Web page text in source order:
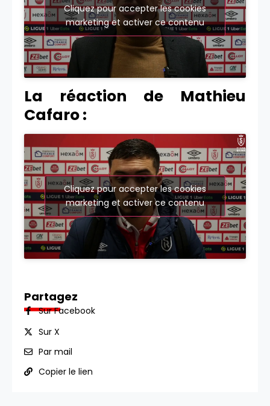
Cliquez pour accepter les cookies
marketing et activer ce contenu
La réaction de Mathieu
Cafaro :
Cliquez pour accepter les cookies
marketing et activer ce contenu
Partagez
Sur Facebook
Sur X
Par mail
Copier le lien